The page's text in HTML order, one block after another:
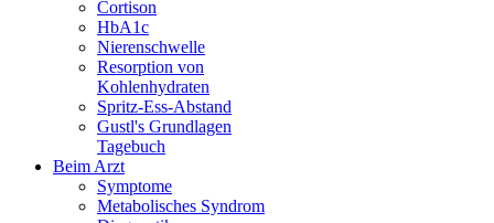
Cortison
HbA1c
Nierenschwelle
Resorption von
Kohlenhydraten
Spritz-Ess-Abstand
Gustl's Grundlagen
Tagebuch
Beim Arzt
Symptome
Metabolisches Syndrom